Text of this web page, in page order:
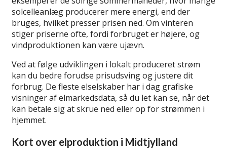
solcelleanlæg producerer mere energi, end der
bruges, hvilket presser prisen ned. Om vinteren
stiger priserne ofte, fordi forbruget er højere, og
vindproduktionen kan være ujævn.
Ved at følge udviklingen i lokalt produceret strøm
kan du bedre forudse prisudsving og justere dit
forbrug. De fleste elselskaber har i dag grafiske
visninger af elmarkedsdata, så du let kan se, når det
kan betale sig at skrue ned eller op for strømmen i
hjemmet.
Kort over elproduktion i Midtjylland